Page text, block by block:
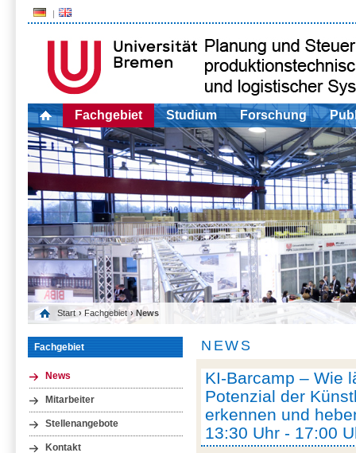
Fachgebiet Studium Forschung
Start › Fachgebiet › News
Fachgebiet
News
Mitarbeiter
Stellenangebote
Kontakt
NEWS
KI-Barcamp – Wie
Potenzial der
erkennen und
13:30 Uhr - 17:00